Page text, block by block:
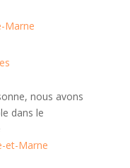
Marne
nous avons
dans le
et-Marne